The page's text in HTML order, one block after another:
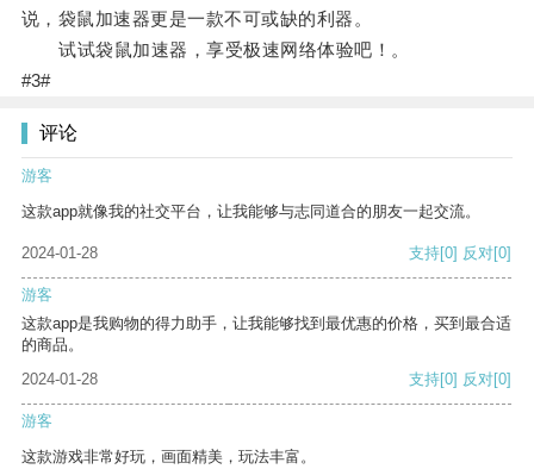
说，袋鼠加速器更是一款不可或缺的利器。
试试袋鼠加速器，享受极速网络体验吧！。
#3#
评论
游客
这款app就像我的社交平台，让我能够与志同道合的朋友一起交流。
2024-01-28 支持[0] 反对[0]
游客
这款app是我购物的得力助手，让我能够找到最优惠的价格，买到最合适
的商品。
2024-01-28
支持[0] 反对[0]
游客
这款游戏非常好玩，画面精美，玩法丰富。